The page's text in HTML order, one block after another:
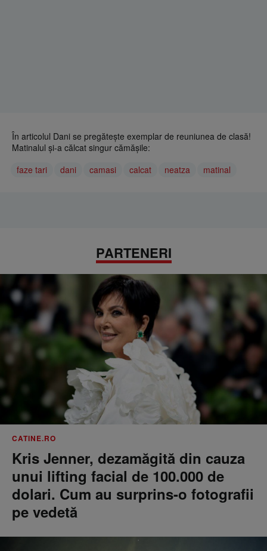
În articolul Dani se pregăteşte exemplar de reuniunea de clasă!
Matinalul şi-a călcat singur cămăşile:
faze tari
dani camasi calcat neatza matinal
PARTENERI
CATINE.RO
Kris Jenner, dezamăgită din cauza
unui lifting facial de 100.000 de
dolari. Cum au surprins-o fotografii
pe vedetă